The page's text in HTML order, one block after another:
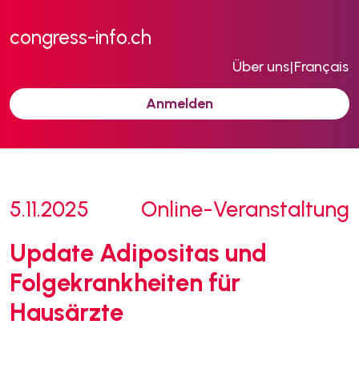
congress-info.ch
Über uns|Français
Anmelden
5.11.2025 Online-Veranstaltung
Update Adipositas und
Folgekrankheiten für
Hausärzte